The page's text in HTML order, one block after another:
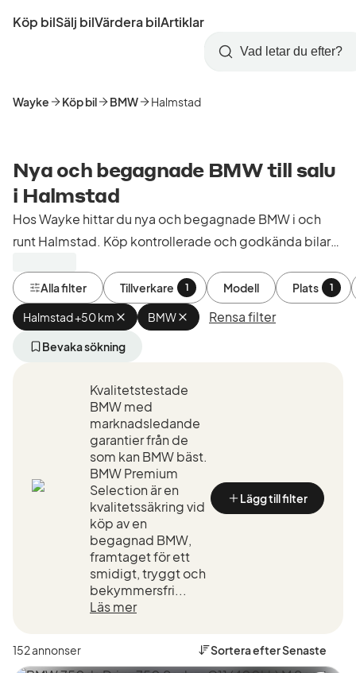
till
Startsida
Köp bilSälj bilVärdera bilArtiklar
Skapa
konto
Logga
in
Sök
Wayke Köp bil BMW Halmstad
Nya och begagnade BMW till salu
i Halmstad
Hos Wayke hittar du nya och begagnade BMW i och
runt Halmstad. Köp kontrollerade och godkända bilar
Alla filter Tillverkare 1 Modell Plats 1
Halmstad +50 km Ta
bort
aktivt
+50
km
(Plats)
BMW Ta
bort
(Tillverkare)
Rensa filter
Bevaka sökning
Kvalitetstestade
BMW med
marknadsledande
garantier från de
som kan BMW bäst.
BMW Premium
Selection är en
kvalitetssäkring vid
köp av en
begagnad BMW,
framtaget för ett
smidigt, tryggt och
bekymmersfri...
Läs mer
Lägg till filter
152 annonser Sortera efterSenaste